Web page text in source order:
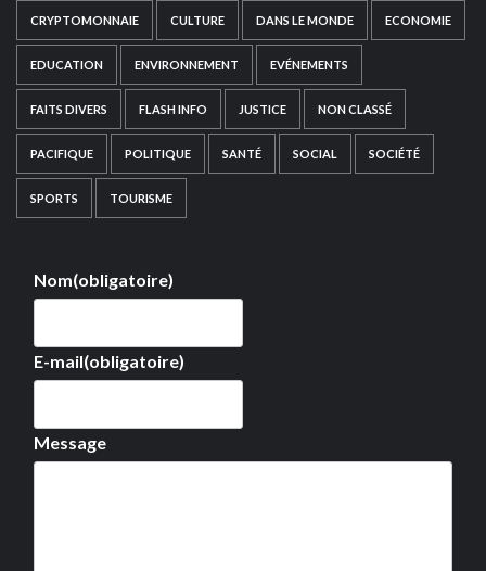
CRYPTOMONNAIE CULTURE DANS LE MONDE ECONOMIE
EDUCATION ENVIRONNEMENT EVÉNEMENTS
FAITS DIVERS FLASH INFO JUSTICE NON CLASSÉ
PACIFIQUE POLITIQUE SANTÉ SOCIAL SOCIÉTÉ
SPORTS TOURISME
Nom(obligatoire)
E-mail(obligatoire)
Message